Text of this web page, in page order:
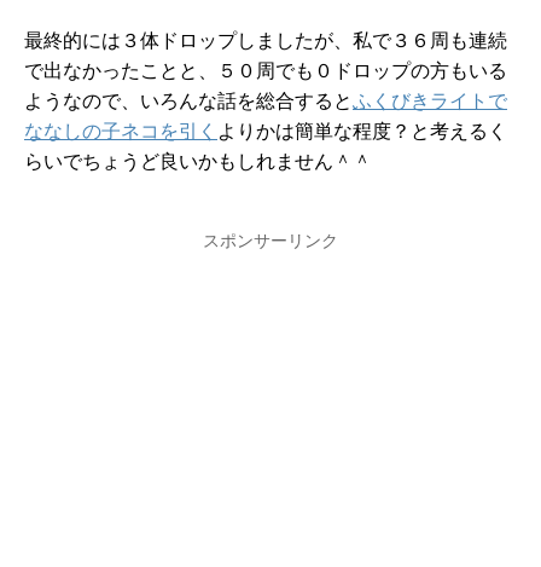
最終的には３体ドロップしましたが、私で３６周も連続
で出なかったことと、５０周でも０ドロップの方もいる
ようなので、いろんな話を総合するとふくびきライトで
ななしの子ネコを引く よりかは簡単な程度？と考えるく
らいでちょうど良いかもしれません＾＾
スポンサーリンク